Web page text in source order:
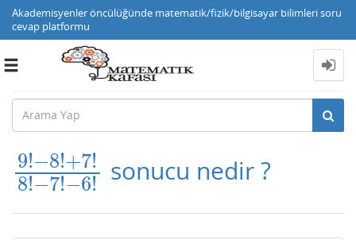
Akademisyenler öncülüğünde matematik/fizik/bilgisayar bilimleri soru
cevap platformu
Toggle
9!−8!+7!
8!−7!−6!
9!−8!+7!8!−7!−6!
sonucu nedir ?